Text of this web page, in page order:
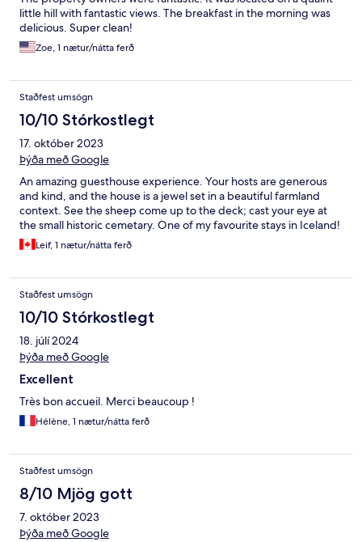
little hill with fantastic views. The breakfast in the morning was
delicious. Super clean!
Zoe, 1 nætur/nátta ferð
Staðfest umsögn
10/10 Stórkostlegt
17. október 2023
Þýða með Google
An amazing guesthouse experience. Your hosts are generous
and kind, and the house is a jewel set in a beautiful farmland
context. See the sheep come up to the deck; cast your eye at
the small historic cemetary. One of my favourite stays in Iceland!
Leif, 1 nætur/nátta ferð
Staðfest umsögn
10/10 Stórkostlegt
18. júlí 2024
Þýða með Google
Excellent
Très bon accueil. Merci beaucoup !
Hélène, 1 nætur/nátta ferð
Staðfest umsögn
8/10 Mjög gott
7. október 2023
Þýða með Google